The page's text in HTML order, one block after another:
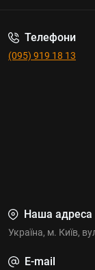
Телефони
(095) 919 18 13
Наша адреса
Україна, м. Київ,
E-mail